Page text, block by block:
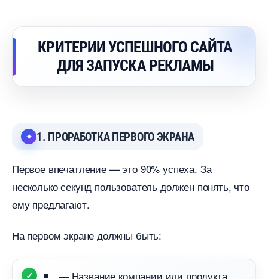
КРИТЕРИИ УСПЕШНОГО САЙТА
ДЛЯ ЗАПУСКА РЕКЛАМЫ
1. ПРОРАБОТКА ПЕРВОГО ЭКРАНА
Первое впечатление — это 90% успеха. За
несколько секунд пользователь должен понять, что
ему предлагают.
На первом экране должны быть:
— Название компании или продукта.